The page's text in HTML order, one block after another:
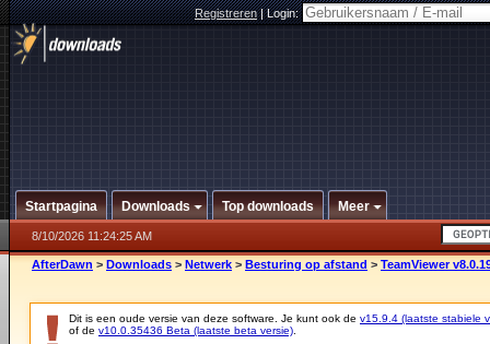
Registreren|Login:
Startpagina Downloads Top downloads Meer
8/10/2026 11:24:25 AM
AfterDawn > Downloads > Netwerk > Besturing op afstand > TeamViewer
Dit is een oude versie van deze software. Je kunt ook de v15.9.4 (laatste stabiele
of de v10.0.35436 Beta (laatste beta versie)